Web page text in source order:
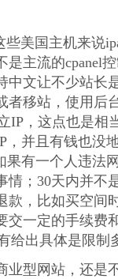
些美国主机来说
是主流的cpanel
中文让不少站长
者移站，使用后
IP，这点也是相
，并且有钱也没
果有一个人违法
情；30天内并不
款，比如买空间
交一定的手续费
给出具体是限
型网站，还是